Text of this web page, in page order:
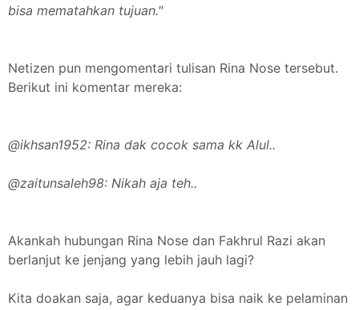
bisa mematahkan tujuan."
Netizen pun mengomentari tulisan Rina Nose tersebut.
Berikut ini komentar mereka:
@ikhsan1952: Rina dak cocok sama kk Alul..
@zaitunsaleh98: Nikah aja teh..
Akankah hubungan Rina Nose dan Fakhrul Razi akan
berlanjut ke jenjang yang lebih jauh lagi?
Kita doakan saja, agar keduanya bisa naik ke pelaminan